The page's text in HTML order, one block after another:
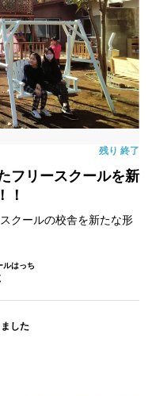
残り 終了
フリースクールを新
！
クールの校舎を新たな形
ルはっち
した